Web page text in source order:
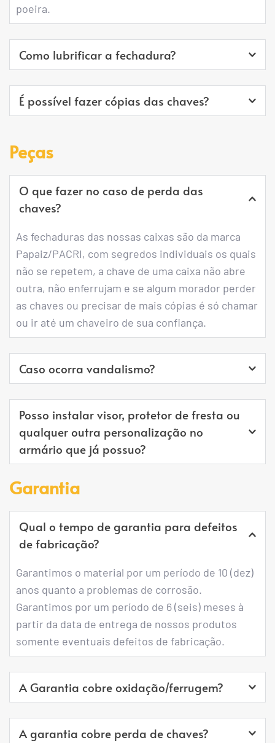
poeira.
Como lubrificar a fechadura?
Utilizar pequena quantidade de grafite em pó
quando necessário.
É possível fazer cópias das chaves?
Porém cada porta dotada de fechadura já
acompanha 2 chaves.
Peças
O que fazer no caso de perda das
chaves?
As fechaduras das nossas caixas são da marca
Papaiz/PACRI, com segredos individuais os quais
não se repetem, a chave de uma caixa não abre
outra, não enferrujam e se algum morador perder
as chaves ou precisar de mais cópias é só chamar
ou ir até um chaveiro de sua confiança.
Caso ocorra vandalismo?
Em caso de quebras e depredações ou uso
indevido do mesmo possuímos um setor de
manutenção onde o fornecimento das peças será
cobrado. Envie-nos uma foto da avaria e
orçaremos no menor tempo possível para
solucionar o problema.
Posso instalar visor, protetor de fresta ou
qualquer outra personalização no
armário que já possuo?
Não é possível, pois essas personalizações
ocorrem durante o processo de fabricação e são
impossíveis de serem feitas após o armário
montado.
Garantia
Qual o tempo de garantia para defeitos
de fabricação?
Garantimos o material por um período de 10 (dez)
anos quanto a problemas de corrosão.
Garantimos por um período de 6 (seis) meses à
partir da data de entrega de nossos produtos
somente eventuais defeitos de fabricação.
A Garantia cobre oxidação/ferrugem?
Sim, porém se você é morador de área litorânea o
produto adequado é o fabricado em Alumínio, o
A garantia cobre perda de chaves?